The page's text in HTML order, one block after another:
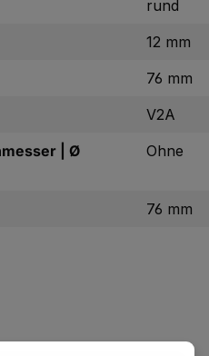
rund
12 mm
76 mm
V2A
| Ø
Ohne
76 mm